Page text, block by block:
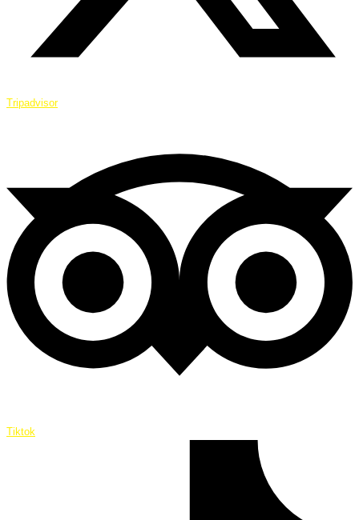
Tripadvisor
Tiktok